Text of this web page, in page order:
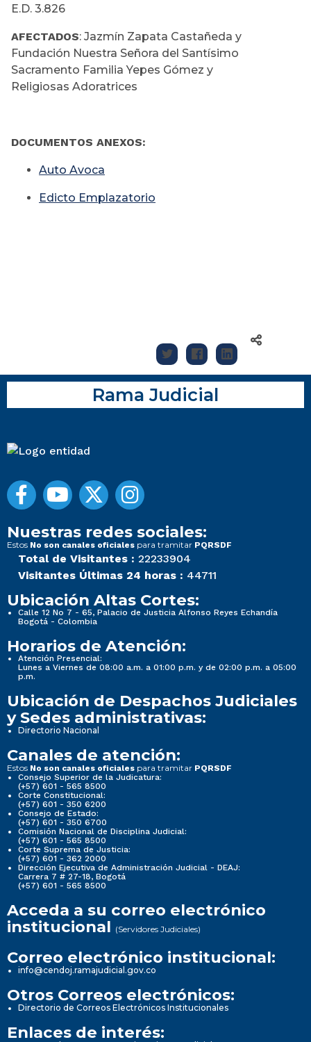
E.D. 3.826
AFECTADOS: Jazmín Zapata Castañeda y
Fundación Nuestra Señora del Santísimo
Sacramento Familia Yepes Gómez y
Religiosas Adoratrices
DOCUMENTOS ANEXOS:
Auto Avoca
Edicto Emplazatorio
Rama Judicial
Nuestras redes sociales:
Estos No son canales oficiales para tramitar PQRSDF
Total de Visitantes : 22233904
Visitantes Últimas 24 horas : 44711
Ubicación Altas Cortes:
Calle 12 No 7 - 65, Palacio de Justicia Alfonso Reyes Echandía
Bogotá - Colombia
Horarios de Atención:
Atención Presencial:
Lunes a Viernes de 08:00 a.m. a 01:00 p.m. y de 02:00 p.m. a 05:00
p.m.
Ubicación de Despachos Judiciales
y Sedes administrativas:
Directorio Nacional
Canales de atención:
Estos No son canales oficiales para tramitar PQRSDF
Consejo Superior de la Judicatura:
(+57) 601 - 565 8500
Corte Constitucional:
(+57) 601 - 350 6200
Consejo de Estado:
(+57) 601 - 350 6700
Comisión Nacional de Disciplina Judicial:
(+57) 601 - 565 8500
Corte Suprema de Justicia:
(+57) 601 - 362 2000
Dirección Ejecutiva de Administración Judicial - DEAJ:
Carrera 7 # 27-18, Bogotá
(+57) 601 - 565 8500
Acceda a su correo electrónico
institucional (Servidores Judiciales)
Correo electrónico institucional:
info@cendoj.ramajudicial.gov.co
Otros Correos electrónicos:
Directorio de Correos Electrónicos Institucionales
Enlaces de interés: